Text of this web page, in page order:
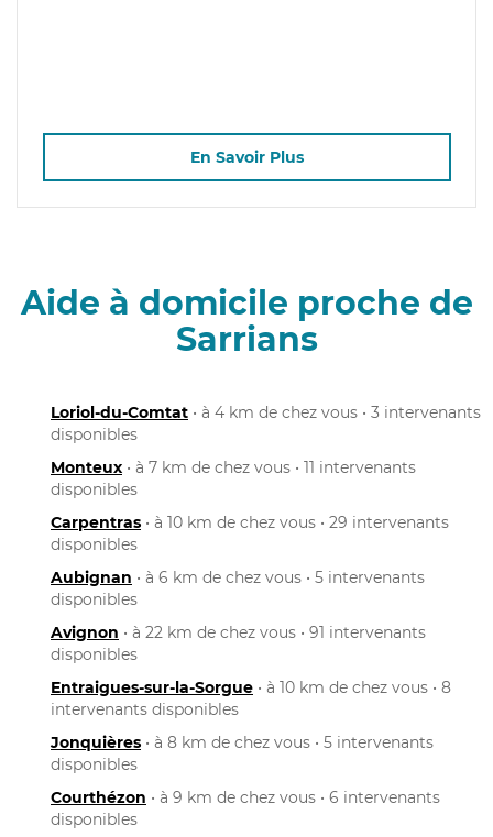
En Savoir Plus
Aide à domicile proche de
Sarrians
Loriol-du-Comtat • à 4 km de chez vous • 3 intervenants
disponibles
Monteux • à 7 km de chez vous • 11 intervenants
disponibles
Carpentras • à 10 km de chez vous • 29 intervenants
disponibles
Aubignan • à 6 km de chez vous • 5 intervenants
disponibles
Avignon • à 22 km de chez vous • 91 intervenants
disponibles
Entraigues-sur-la-Sorgue • à 10 km de chez vous • 8
intervenants disponibles
Jonquières • à 8 km de chez vous • 5 intervenants
disponibles
Courthézon • à 9 km de chez vous • 6 intervenants
disponibles